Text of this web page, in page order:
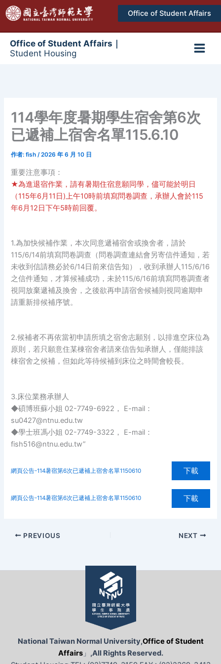
至
Office of Student Affairs
Office of Student Affairs｜
Student Housing
114學年度暑期學生宿舍第6次
已遞補上宿舍名單115.6.10
作者:fish/2026 年 6 月 10 日
重要注意事項：
★為進退宿作業，請有暑期住宿意願同學，儘可能於明日
（115年6月11日)上午10時前填寫問卷調查，承辦人會於115
年6月12日下午5時前回覆。
1.為加快候補作業，本次同意遞補宿舍或換舍者，請於
115/6/14前填寫問卷調查（問卷調查連結會另寄信件通知，若
未收到信請務必於6/14日前來信告知），收到承辦人115/6/16
之信件通知，才算候補成功，未於115/6/16前填寫問卷調查者
視同放棄遞補及換舍，之後欲再申請宿舍候補則視同逾期申
請重新排候補序號。
2.候補者不再依當初申請所填之宿舍志願別，以排進空床位為
原則，若只願意住某棟宿舍者請來信告知承辦人，僅能排該
棟宿舍之候補，但如此等待候補到床位之時間會較長。
3.床位業務承辦人
◆碩博班蘇小姐 02-7749-6922， E-mail：
su0427@ntnu.edu.tw
◆學士班馮小姐 02-7749-3322， E-mail：
fish516@ntnu.edu.tw”
網頁公告-114暑宿第6次已遞補上宿舍名單1150610 下載
網頁公告-114暑宿第6次已遞補上宿舍名單1150610 下載
PREVIOUS NEXT
National Taiwan Normal University,Office of Student
Affairs」 ,All Rights Reserved.